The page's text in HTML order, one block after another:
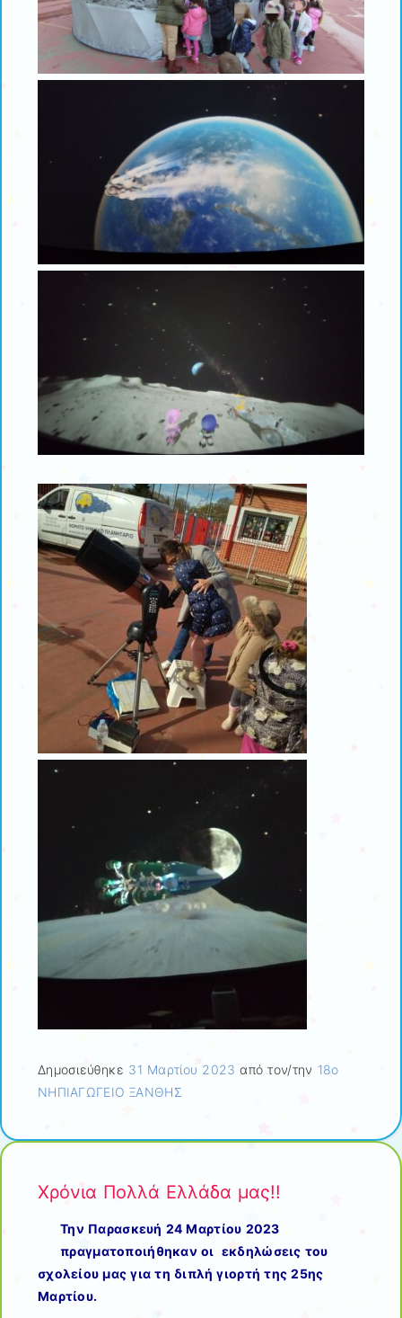
Δημοσιεύθηκε 31 Μαρτίου 2023 από τον/την 18ο
ΝΗΠΙΑΓΩΓΕΙΟ ΞΑΝΘΗΣ
Χρόνια Πολλά Ελλάδα μας!!
Την Παρασκευή 24 Μαρτίου 2023
πραγματοποιήθηκαν οι εκδηλώσεις του
σχολείου μας για τη διπλή γιορτή της 25ης
Μαρτίου.